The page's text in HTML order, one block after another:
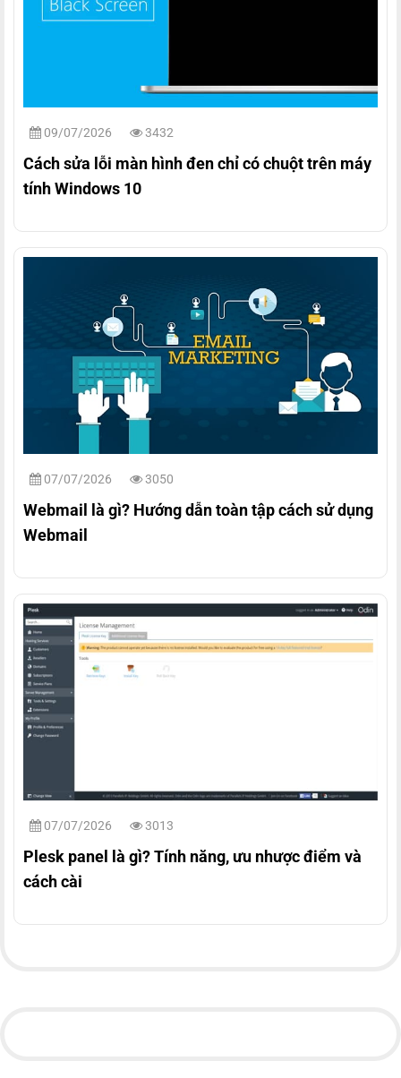
09/07/2026 3432
Cách sửa lỗi màn hình đen chỉ có chuột trên máy
tính Windows 10
07/07/2026 3050
Webmail là gì? Hướng dẫn toàn tập cách sử dụng
Webmail
07/07/2026 3013
Plesk panel là gì? Tính năng, ưu nhược điểm và
cách cài